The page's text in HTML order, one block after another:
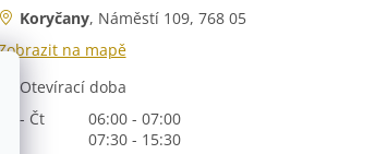
Koryčany, Náměstí 109, 768 05
na mapě
Otevírací doba
Po - Čt
06:00 - 07:00
07:30 - 15:30